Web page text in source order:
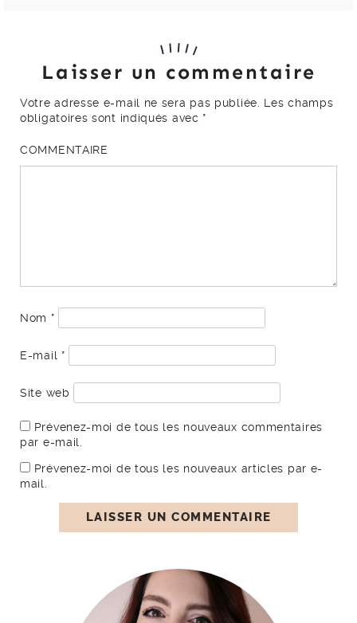
Laisser un commentaire
Votre adresse e-mail ne sera pas publiée.
Les champs
obligatoires sont indiqués avec *
COMMENTAIRE
Nom *
E-mail *
Site web
Prévenez-moi de tous les nouveaux commentaires
par e-mail.
Prévenez-moi de tous les nouveaux articles par e-
mail.